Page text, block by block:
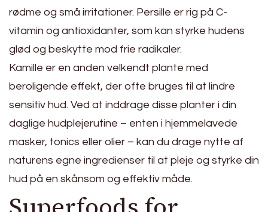
rødme og små irritationer. Persille er rig på C-
vitamin og antioxidanter, som kan styrke hudens
glød og beskytte mod frie radikaler.
Kamille er en anden velkendt plante med
beroligende effekt, der ofte bruges til at lindre
sensitiv hud. Ved at inddrage disse planter i din
daglige hudplejerutine – enten i hjemmelavede
masker, tonics eller olier – kan du drage nytte af
naturens egne ingredienser til at pleje og styrke din
hud på en skånsom og effektiv måde.